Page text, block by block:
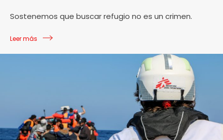
Sostenemos que buscar refugio no es un crimen.
Leer más